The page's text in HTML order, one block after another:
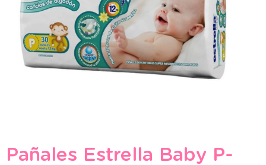
Pañales Estrella Baby P-